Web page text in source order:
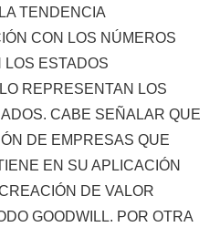
TENDENCIA
CON LOS NÚMEROS
ESTADOS
REPRESENTAN LOS
CABE SEÑALAR QUE
DE EMPRESAS QUE
EN SU APLICACIÓN
DE VALOR
GOODWILL. POR OTRA